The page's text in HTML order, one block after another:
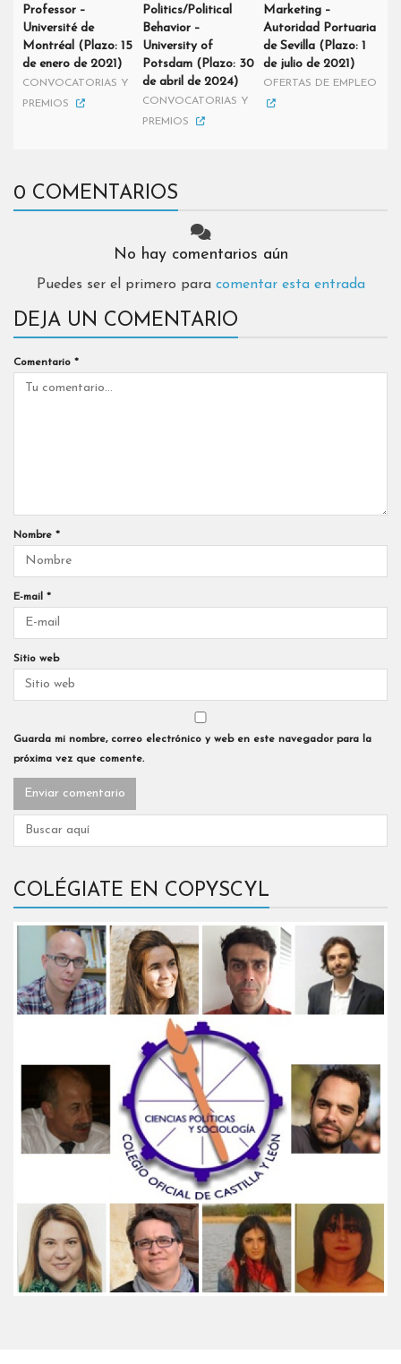
Professor –
Université de
Montréal (Plazo: 15
de enero de 2021)
CONVOCATORIAS Y
PREMIOS
Politics/Political
Behavior –
University of
Potsdam (Plazo: 30
de abril de 2024)
CONVOCATORIAS Y
PREMIOS
Marketing –
Autoridad Portuaria
de Sevilla (Plazo: 1
de julio de 2021)
OFERTAS DE EMPLEO
0 COMENTARIOS
No hay comentarios aún
Puedes ser el primero para comentar esta entrada
DEJA UN COMENTARIO
Comentario *
Nombre *
E-mail *
Sitio web
Guarda mi nombre, correo electrónico y web en este navegador para la
próxima vez que comente.
COLÉGIATE EN COPYSCYL